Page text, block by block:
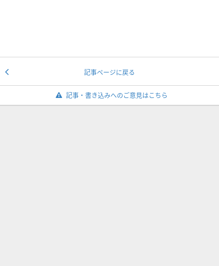
記事ページに戻る
記事・書き込みへのご意見はこちら